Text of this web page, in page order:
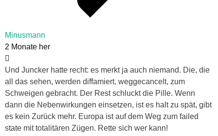
Minusmann
2 Monate her
Und Juncker hatte recht: es merkt ja auch niemand. Die, die
all das sehen, werden diffamiert, weggecancelt, zum
Schweigen gebracht. Der Rest schluckt die Pille. Wenn
dann die Nebenwirkungen einsetzen, ist es halt zu spät, gibt
es kein Zurück mehr. Europa ist auf dem Weg zum failed
state mit totalitären Zügen. Rette sich wer kann!